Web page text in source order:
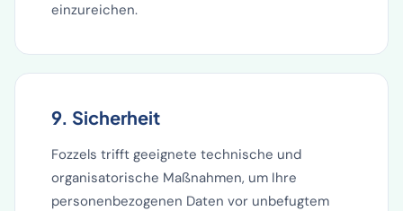
einzureichen.
9. Sicherheit
Fozzels trifft geeignete technische und
organisatorische Maßnahmen, um Ihre
personenbezogenen Daten vor unbefugtem